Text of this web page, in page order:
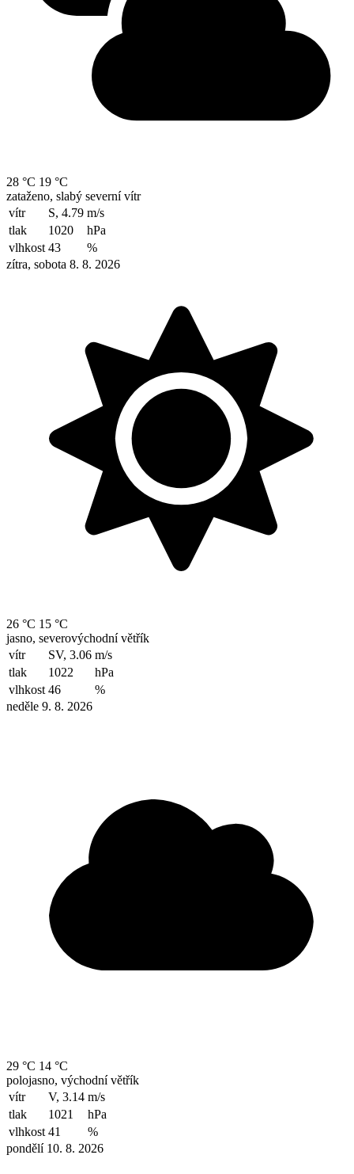
28 °C 19 °C
zataženo, slabý severní vítr
vítr
S, 4.79 m/s
tlak
1020
hPa
vlhkost 43
%
zítra, sobota 8. 8. 2026
26 °C 15 °C
jasno, severovýchodní větřík
vítr
SV, 3.06 m/s
tlak
1022
hPa
vlhkost 46
%
neděle 9. 8. 2026
29 °C 14 °C
polojasno, východní větřík
vítr
V, 3.14 m/s
tlak
1021
hPa
vlhkost 41
%
pondělí 10. 8. 2026